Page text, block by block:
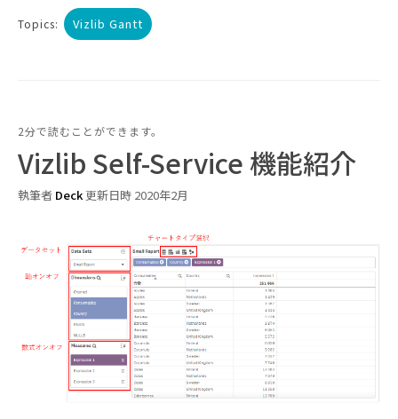
Topics: Vizlib Gantt
2分で読むことができます。
Vizlib Self-Service 機能紹介
執筆者 Deck更新日時 2020年2月